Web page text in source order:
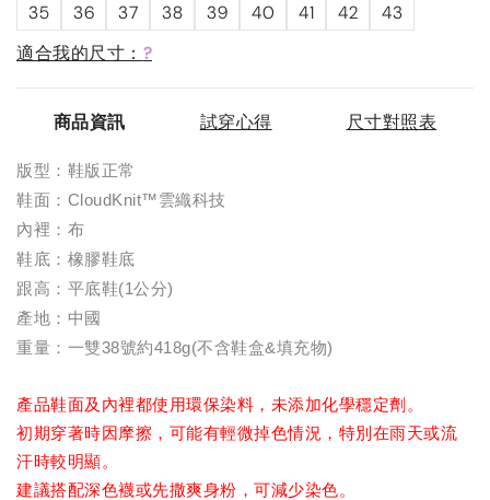
35 36 37 38 39 40 41 42
43
適合我的尺寸： ?
商品資訊 試穿心得 尺寸對照表
版型：鞋版正常
鞋面：CloudKnit™雲織科技
內裡：布
鞋底：橡膠鞋底
跟高：平底鞋(1公分)
產地：中國
重量：一雙38號約418g(不含鞋盒&填充物)
產品鞋面及內裡都使用環保染料，未添加化學穩定劑。
初期穿著時因摩擦，可能有輕微掉色情況，特別在雨天或流
汗時較明顯。
建議搭配深色襪或先撒爽身粉，可減少染色。